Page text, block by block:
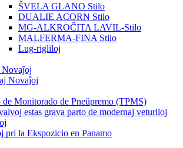
ŜVELA GLANO Stilo
DUALIE ACORN Stilo
MG-ALKROĈITA LAVIL-Stilo
MALFERMA-FINA Stilo
Lug-rigliloj
Novaĵoj
Novaĵoj
de Monitorado de Pneŭpremo (TPMS)
estas grava parto de modernaj veturiloj
pri la Ekspozicio en Panamo